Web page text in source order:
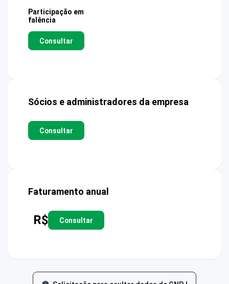
Participação em
falência
Consultar
Sócios e administradores da empresa
Consultar
Faturamento anual
R$ Consultar